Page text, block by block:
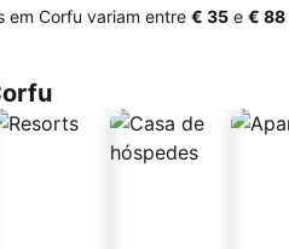
em Corfu variam entre ‎€ 35 e ‎€ 88